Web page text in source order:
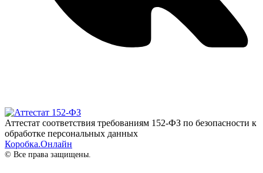
Аттестат соответствия требованиям 152-ФЗ по безопасности к
обработке персональных данных
Коробка.Онлайн
© Все права защищены.